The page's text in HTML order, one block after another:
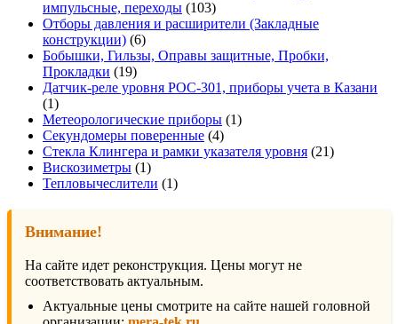
импульсные, переходы 103103
товара
Отборы давления и расширители (Закладные
конструкции) 66
товаров
Бобышки, Гильзы, Оправы защитные, Пробки,
Прокладки
1919
товаров
Датчик-реле уровня РОС-301, приборы учета в Казани
11
товар
Метеорологические приборы 11
Секундомеры поверенные 44
товара
Стекла Клингера и рамки указателя уровня 2121
Вискозиметры 11
товар
Тепловычеслители 11
Внимание!
На сайте идет реконструкция. Цены могут не
соответствовать актуальным.
Актуальные цены смотрите на сайте нашей головной